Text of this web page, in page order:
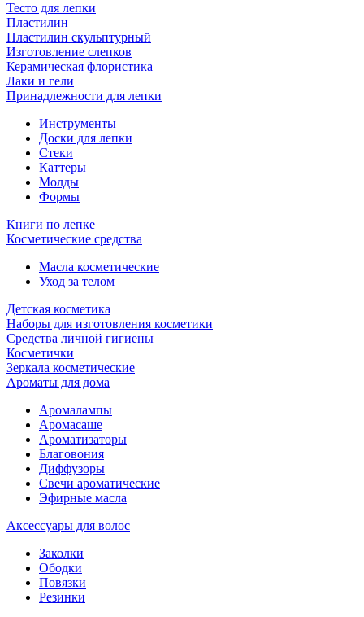
Тесто для лепки
Пластилин
Пластилин скульптурный
Изготовление слепков
Керамическая флористика
Лаки и гели
Принадлежности для лепки
Инструменты
Доски для лепки
Стеки
Каттеры
Молды
Формы
Книги по лепке
Косметические средства
Масла косметические
Уход за телом
Детская косметика
Наборы для изготовления косметики
Средства личной гигиены
Косметички
Зеркала косметические
Ароматы для дома
Аромалампы
Аромасаше
Ароматизаторы
Благовония
Диффузоры
Свечи ароматические
Эфирные масла
Аксессуары для волос
Заколки
Ободки
Повязки
Резинки